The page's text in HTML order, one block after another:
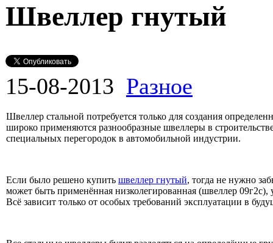
Швеллер гнутый
15-08-2013 Разное
Швеллер стальной потребуется только для создания
широко применяются разнообразные швеллеры в
специальных перегородок в автомобильной индустрии.
Если было решено купить швеллер гнутый, тогда не нужно
может быть применённая низколегированная (швеллер
Всё зависит только от особых требований эксплуатации в